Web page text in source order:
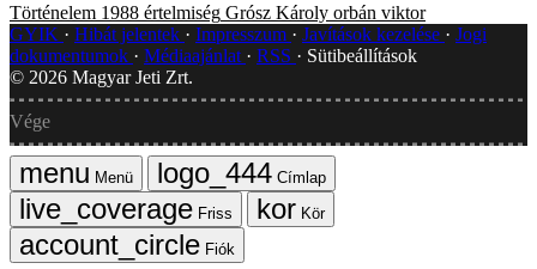
Történelem 1988 értelmiség Grósz Károly orbán viktor
GYIK
Hibát jelentek Impresszum Javítások kezelése
Jogi
dokumentumok
Médiaajánlat RSS
Sütibeállítások
© 2026 Magyar Jeti Zrt.
Vége
Menü
Címlap
Friss
Kör
Fiók